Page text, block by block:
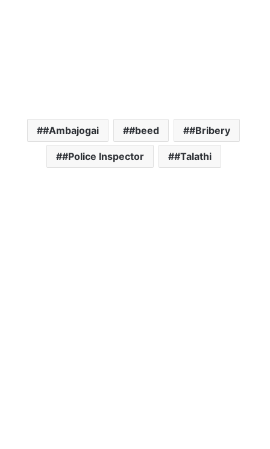
#Ambajogai #beed #Bribery
#Police Inspector #Talathi